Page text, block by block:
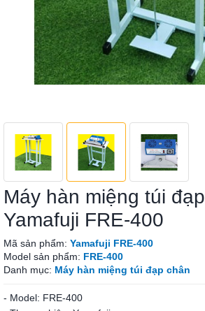
Máy hàn miệng túi
Yamafuji FRE-400
Mã sản phẩm: Yamafuji FRE-400
Model sản phẩm: FRE-400
Danh mục: Máy hàn miệng túi đạp chân
- Model: FRE-400